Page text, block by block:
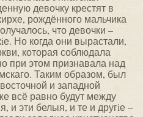
девочку крестят в
рождённого мальчика
что девочки –
Но когда они вырастали,
которая соблюдала
при этом признавала над
Таким образом, был
и западной
всё равно будут между
и эти белыя, и те и другiе –